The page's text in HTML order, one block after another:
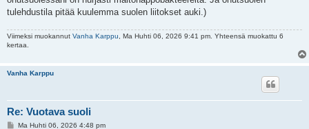
tulehdustila pitää kuulemma suolen liitokset auki.)
Viimeksi muokannut Vanha Karppu , Ma Huhti 06, 2026 9:41 pm. Yhteensä muokattu 6
kertaa.
Vanha Karppu
Re: Vuotava suoli
VMa Huhti 06, 2026 4:48 pm